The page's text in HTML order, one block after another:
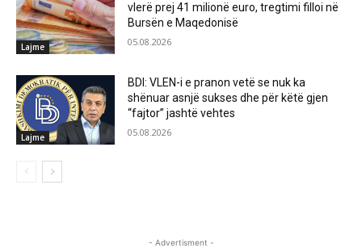
Lajme
vlerë prej 41 milionë euro, tregtimi filloi në
Bursën e Maqedonisë
05.08.2026
Lajme
BDI: VLEN-i e pranon vetë se nuk ka
shënuar asnjë sukses dhe për këtë gjen
“fajtor” jashtë vehtes
05.08.2026
- Advertisment -